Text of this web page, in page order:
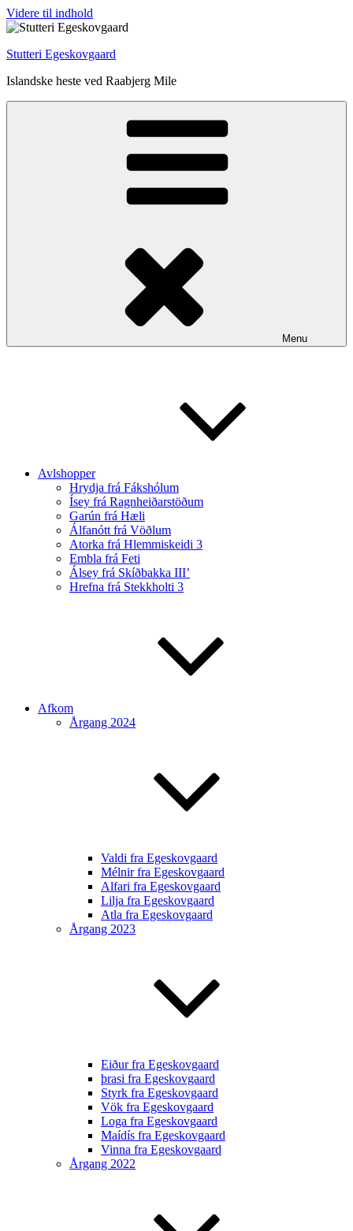
Videre til indhold
Stutteri Egeskovgaard
Islandske heste ved Raabjerg Mile
Menu
Avlshopper
Hrydja frá Fákshólum
Ísey frá Ragnheiðarstöðum
Garún frá Hæli
Álfanótt frá Vöðlum
Atorka frá Hlemmiskeidi 3
Embla frá Feti
Álsey frá Skíðbakka III’
Hrefna frá Stekkholti 3
Afkom
Årgang 2024
Valdi fra Egeskovgaard
Mélnir fra Egeskovgaard
Alfari fra Egeskovgaard
Lilja fra Egeskovgaard
Atla fra Egeskovgaard
Årgang 2023
Eiður fra Egeskovgaard
þrasi fra Egeskovgaard
Styrk fra Egeskovgaard
Vök fra Egeskovgaard
Loga fra Egeskovgaard
Maídís fra Egeskovgaard
Vinna fra Egeskovgaard
Årgang 2022